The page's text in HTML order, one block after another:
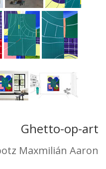
Ghetto-op-art
Maxmilián Aaron